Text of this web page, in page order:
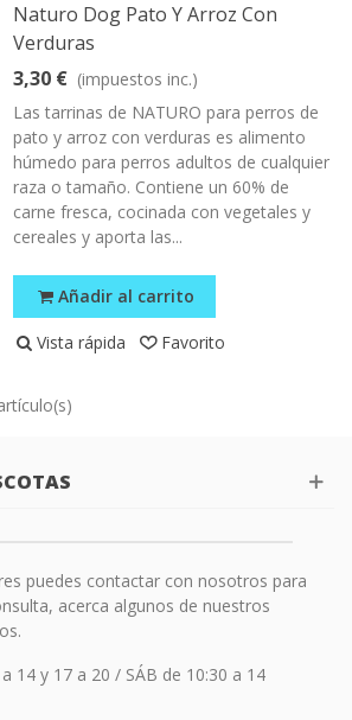
Naturo Dog Pato Y Arroz Con
Verduras
3,30 € (impuestos inc.)
Las tarrinas de NATURO para perros de
pato y arroz con verduras es alimento
húmedo para perros adultos de cualquier
raza o tamaño. Contiene un 60% de
carne fresca, cocinada con vegetales y
cereales y aporta las...
Añadir al carrito
Vista rápida Favorito
puedes contactar con nosotros para
acerca algunos de nuestros
14 y 17 a 20 / SÁB de 10:30 a 14